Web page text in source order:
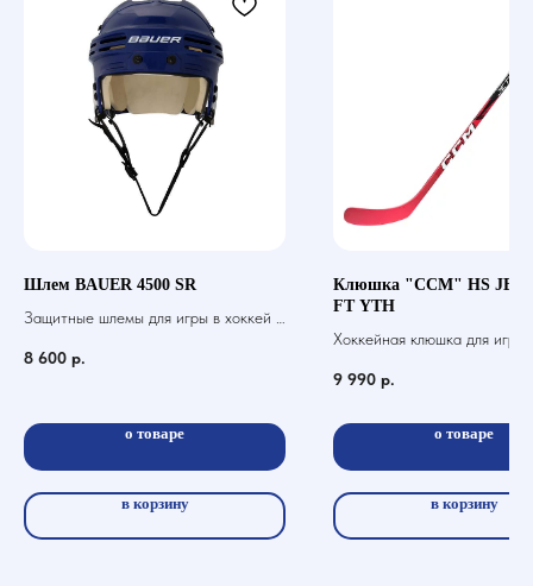
Шлем BAUER 4500 SR
Защитные шлемы для игры в хоккей с
8 600 р.
о товаре
в корзину
Клюшка "CCM" HS
FT YTH
Хоккейная клюшка для игры
9 990 р.
о товаре
в корзину